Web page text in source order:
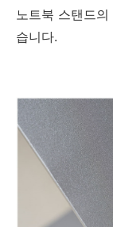
노트북 스탠드
습니다.